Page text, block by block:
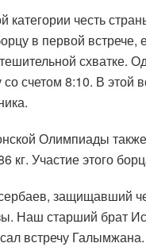
категории честь
в первой
схватке.
счетом 8:10. В этой
Олимпиады
кг. Участие этого
защищавший
Наш старший брат
встречу